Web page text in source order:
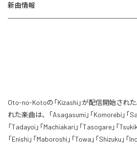
新曲情報
Oto-no-Kotoの「Kizashi」が配信開始され
れた楽曲は、「Asagasumi」「Komorebi」「
「Tadayoi」「Machiakari」「Tasogare」「
「Enishi」「Maboroshi」「Towa」「Shizuku」「